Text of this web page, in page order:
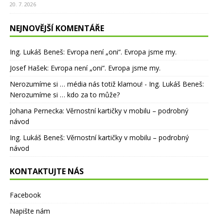
20. 7. 2026
NEJNOVĚJŠÍ KOMENTÁŘE
Ing. Lukáš Beneš: Evropa není „oni“. Evropa jsme my.
Josef Hašek: Evropa není „oni“. Evropa jsme my.
Nerozumíme si … média nás totiž klamou! - Ing. Lukáš Beneš:
Nerozumíme si … kdo za to může?
Johana Pernecka: Věrnostní kartičky v mobilu – podrobný
návod
Ing. Lukáš Beneš: Věrnostní kartičky v mobilu – podrobný
návod
KONTAKTUJTE NÁS
Facebook
Napište nám